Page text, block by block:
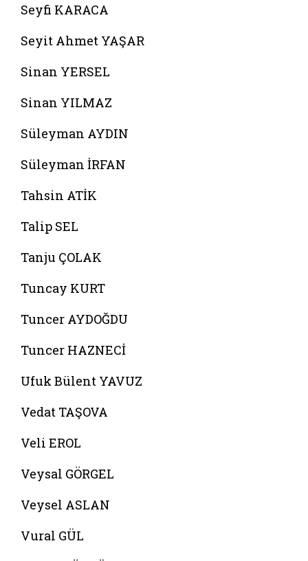
Seyfi KARACA
Seyit Ahmet YAŞAR
Sinan YERSEL
Sinan YILMAZ
Süleyman AYDIN
Süleyman İRFAN
Tahsin ATİK
Talip SEL
Tanju ÇOLAK
Tuncay KURT
Tuncer AYDOĞDU
Tuncer HAZNECİ
Ufuk Bülent YAVUZ
Vedat TAŞOVA
Veli EROL
Veysal GÖRGEL
Veysel ASLAN
Vural GÜL